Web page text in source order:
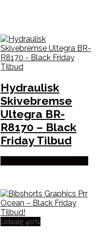
Hydraulisk
Skivebremse
Ultegra BR-
R8170 – Black
Friday Tilbud
Udsalg 40%